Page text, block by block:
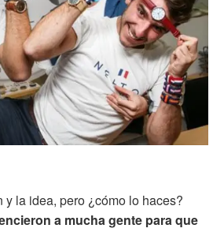
la idea, pero ¿cómo lo haces?
a mucha gente para que